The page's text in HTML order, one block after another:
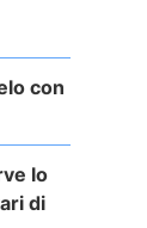
con
lo
di